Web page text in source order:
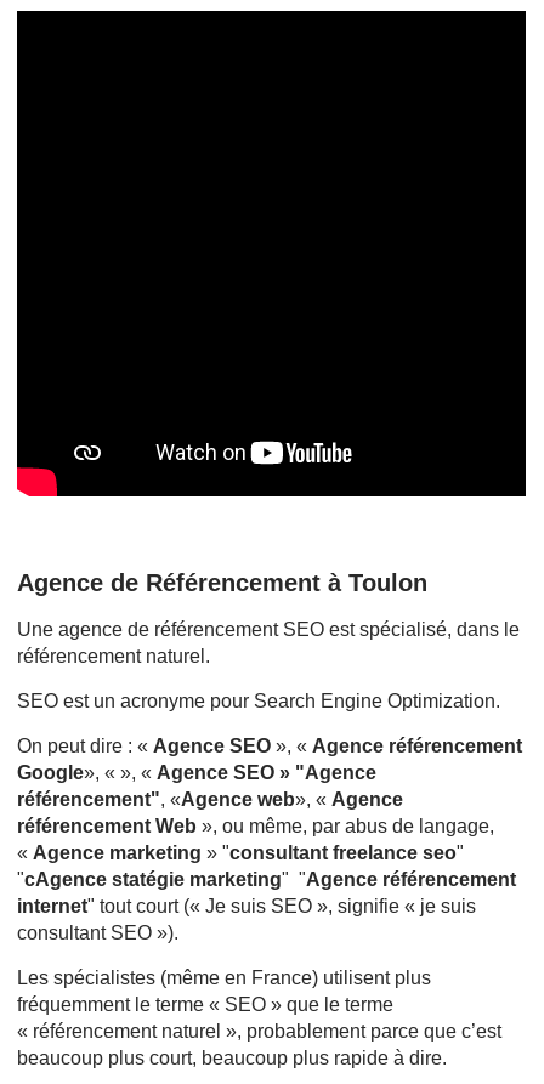
Agence de Référencement à Toulon
Une agence de référencement SEO est spécialisé, dans le
référencement naturel.
SEO est un acronyme pour Search Engine Optimization.
On peut dire : « Agence SEO », « Agence référencement
Google», « », « Agence SEO » "Agence
référencement", «Agence web», « Agence
référencement Web », ou même, par abus de langage,
« Agence marketing » "consultant freelance seo"
"cAgence statégie marketing" "Agence référencement
internet" tout court (« Je suis SEO », signifie « je suis
consultant SEO »).
Les spécialistes (même en France) utilisent plus
fréquemment le terme « SEO » que le terme
« référencement naturel », probablement parce que c’est
beaucoup plus court, beaucoup plus rapide à dire.